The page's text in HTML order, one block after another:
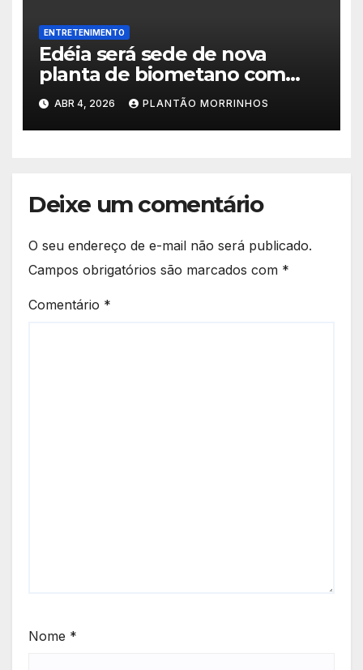
ENTRETENIMENTO
Edéia será sede de nova
planta de biometano com
investimento de R$ 245
milhões
ABR 4, 2026 PLANTÃO MORRINHOS
Deixe um comentário
O seu endereço de e-mail não será publicado.
Campos obrigatórios são marcados com *
Comentário *
Nome *